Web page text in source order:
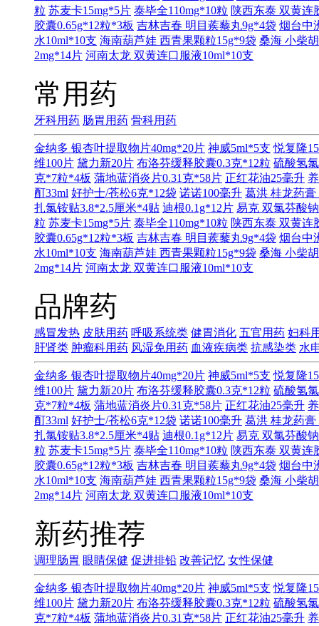
粒 苏麦卡15mg*5片 泰毕全110mg*10粒 陕西东泰 双黄连
胶囊0.65g*12粒*3板 吉林吉春 明目蒺藜丸9g*4袋 烟台中
水10ml*10支 海南葫芦娃 西青果颗粒15g*9袋 桑海 小柴
2mg*14片 河南太龙 双黄连口服液10ml*10支
常用药
牙科用药 肠胃用药 骨科用药
金纳多 银杏叶提取物片40mg*20片 神威5ml*5支 悦复隆
维100片 黛力新20片 布洛芬缓释胶囊0.3克*12粒 硫酸氢
克*7粒*4板 蒲地蓝消炎片0.31克*58片 正红花油25毫升
酊33ml 好护士/苍松6克*12袋 诺诺100毫升 葛洪 桂龙药膏
扎氯铵贴3.8*2.5厘米*4贴 迪根0.1g*12片 易克 双氯芬酸
粒 苏麦卡15mg*5片 泰毕全110mg*10粒 陕西东泰 双黄连
胶囊0.65g*12粒*3板 吉林吉春 明目蒺藜丸9g*4袋 烟台中
水10ml*10支 海南葫芦娃 西青果颗粒15g*9袋 桑海 小柴
2mg*14片 河南太龙 双黄连口服液10ml*10支
品牌药
感冒发热 皮肤用药 呼吸系统类 健胃消化 五官用药 妇科
肝肾类 肿瘤科用药 风湿免用药 血液疾病类 抗感染类 水
金纳多 银杏叶提取物片40mg*20片 神威5ml*5支 悦复隆
维100片 黛力新20片 布洛芬缓释胶囊0.3克*12粒 硫酸氢
克*7粒*4板 蒲地蓝消炎片0.31克*58片 正红花油25毫升
酊33ml 好护士/苍松6克*12袋 诺诺100毫升 葛洪 桂龙药膏
扎氯铵贴3.8*2.5厘米*4贴 迪根0.1g*12片 易克 双氯芬酸
粒 苏麦卡15mg*5片 泰毕全110mg*10粒 陕西东泰 双黄连
胶囊0.65g*12粒*3板 吉林吉春 明目蒺藜丸9g*4袋 烟台中
水10ml*10支 海南葫芦娃 西青果颗粒15g*9袋 桑海 小柴
2mg*14片 河南太龙 双黄连口服液10ml*10支
新药推荐
调理肠胃 眼睛保健 促进排铅 改善记忆 女性保健
金纳多 银杏叶提取物片40mg*20片 神威5ml*5支 悦复隆
维100片 黛力新20片 布洛芬缓释胶囊0.3克*12粒 硫酸氢
克*7粒*4板 蒲地蓝消炎片0.31克*58片 正红花油25毫升